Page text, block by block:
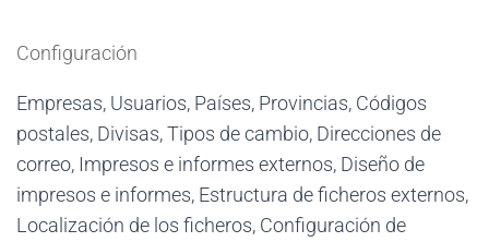
Configuración
Empresas, Usuarios, Países, Provincias, Códigos
postales, Divisas, Tipos de cambio, Direcciones de
correo, Impresos e informes externos, Diseño de
impresos e informes, Estructura de ficheros externos,
Localización de los ficheros, Configuración de